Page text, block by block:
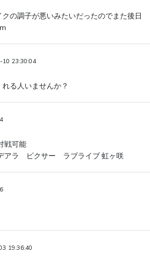
の調子が悪いみたいだったのでまた後日
23:30:04
る人いませんか？
戦可能
アラ ピクサー ラブライブ 虹ヶ咲
19:36:40